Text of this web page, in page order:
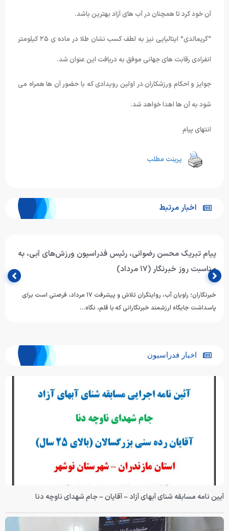
آن خود کرد تا همچنان در آب های آزاد بهترین باشد.
“گریمالدی” ایتالیایی نیز به لطف کسب نشان طلا در ماده ی ۲۵ کیلومتر
انفرادی رقابت های جهانی موفق به دریافت این عنوان شد.
جوایز و احکام ورزشکاران در اولین رویدادی که با حضور آن ها همراه می
شود به آن ها اهدا خواهد شد.
انتهای پیام
پرینت مطلب
اخبار مرتبط
پیام تبریک محسن رضوانی، رئیس فدراسیون ورزش‌های آبی، به
مناسبت روز خبرنگار (۱۷ مرداد)
خبرنگاران؛ راویان آب، روایتگران تلاش و پیشرفت ۱۷ مرداد، فرصتی است برای
پاسداشت جایگاه ارزشمند خبرنگارانی که با قلم، نگاه…
اخبار فدراسیون
آیین نامه مسابقه شنای آبهای آزاد – آقایان – جام شهدای ناوچه دنا